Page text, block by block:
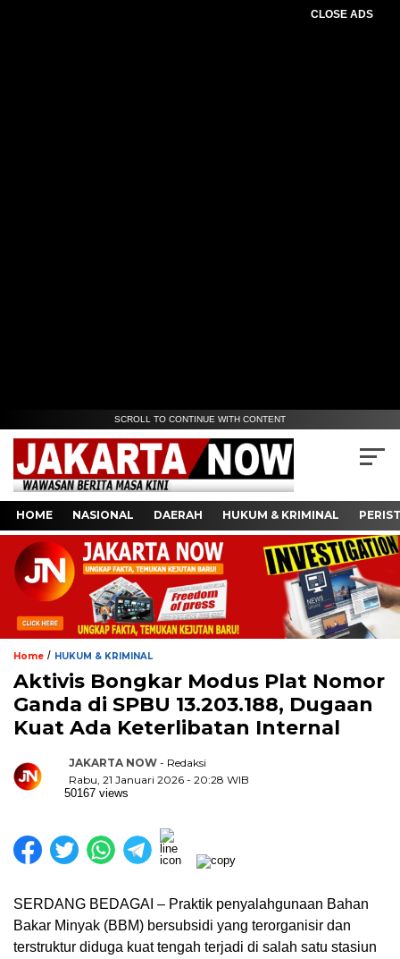
CLOSE ADS
SCROLL TO CONTINUE WITH CONTENT
HOME NASIONAL DAERAH HUKUM & KRIMINAL
Home / HUKUM & KRIMINAL
Aktivis Bongkar Modus Plat Nomor
Ganda di SPBU 13.203.188, Dugaan
Kuat Ada Keterlibatan Internal
JAKARTA NOW - Redaksi
Rabu, 21 Januari 2026 - 20:28 WIB
50167 views
SERDANG BEDAGAI – Praktik penyalahgunaan Bahan
Bakar Minyak (BBM) bersubsidi yang terorganisir dan
terstruktur diduga kuat tengah terjadi di salah satu stasiun